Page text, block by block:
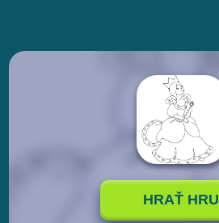
HRAŤ HRU